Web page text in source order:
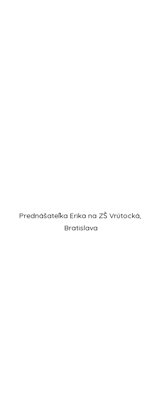
Prednášateľka Erika na ZŠ Vrútocká,
Bratislava